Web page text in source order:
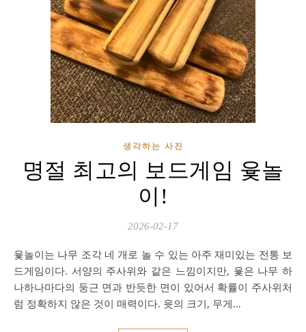
생각하는 사진
명절 최고의 보드게임 윷놀
이!
2026-02-17
윷놀이는 나무 조각 네 개로 놀 수 있는 아주 재미있는 전통 보
드게임이다. 서양의 주사위와 같은 느낌이지만, 윷은 나무 하
나하나마다의 둥근 면과 반듯한 면이 있어서 확률이 주사위처
럼 정확하지 않은 것이 매력이다. 윳의 크기, 무게…